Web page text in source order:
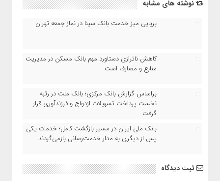
نوشته های مشابه
برپایی میز خدمت بانک سینا در نماز جمعه تهران
کاهش ناترازی دستاورد مهم بانک مسکن در مدیریت
منابع و مصارف است
براساس گزارش بانک مرکزی؛ بانک ملت در رتبه
نخست پرداخت تسهیلات ازدواج و فرزندآوری قرار
گرفت
بانک ملی ایران در مسیر بازگشت کامل؛ خدمات یکی
پس از دیگری به مدار خدمت‌رسانی بازمی‌گردند
ثبت دیدگاه